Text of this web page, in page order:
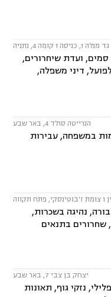
גד מנלה 1, כניסה 1 קומה 4, נתניה
ועדת שיחרורים,
דיני משפלה,
הנרייטה סולד 4, באר שבע
במשפחה, עבירות
נהיגה בשכרות,
שחרורים בתנאים
יצחק בן צבי 7, באר שבע
נזקי גוף, תאונות